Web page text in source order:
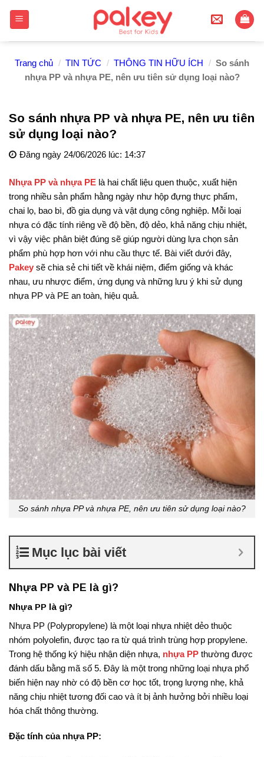
Trang chủ / TIN TỨC / THÔNG TIN HỮU ÍCH / So sánh
nhựa PP và nhựa PE, nên ưu tiên sử dụng loại nào?
So sánh nhựa PP và nhựa PE, nên ưu tiên
sử dụng loại nào?
Đăng ngày 24/06/2026 lúc: 14:37
Nhựa PP và nhựa PE là hai chất liệu quen thuộc, xuất hiện
trong nhiều sản phẩm hằng ngày như hộp đựng thực phẩm,
chai lọ, bao bì, đồ gia dụng và vật dụng công nghiệp. Mỗi loại
nhựa có đặc tính riêng về độ bền, độ dẻo, khả năng chịu nhiệt,
vì vậy việc phân biệt đúng sẽ giúp người dùng lựa chọn sản
phẩm phù hợp hơn với nhu cầu thực tế. Bài viết dưới đây,
Pakey sẽ chia sẻ chi tiết về khái niệm, điểm giống và khác
nhau, ưu nhược điểm, ứng dụng và những lưu ý khi sử dụng
nhựa PP và PE an toàn, hiệu quả.
So sánh nhựa PP và nhựa PE, nên ưu tiên sử dụng loại nào?
Mục lục bài viết
Nhựa PP và PE là gì?
Nhựa PP là gì?
Nhựa PP (Polypropylene) là một loại nhựa nhiệt dẻo thuộc
nhóm polyolefin, được tạo ra từ quá trình trùng hợp propylene.
Trong hệ thống ký hiệu nhận diện nhựa, nhựa PP thường được
đánh dấu bằng mã số 5. Đây là một trong những loại nhựa phổ
biến hiện nay nhờ có độ bền cơ học tốt, trọng lượng nhẹ, khả
năng chịu nhiệt tương đối cao và ít bị ảnh hưởng bởi nhiều loại
hóa chất thông thường.
Đặc tính của nhựa PP: